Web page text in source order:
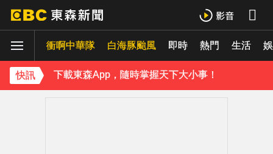
衝啊中華隊 白海豚颱風 即時 熱門 生活
快訊
下載東森App，隨時掌握天下大小事！